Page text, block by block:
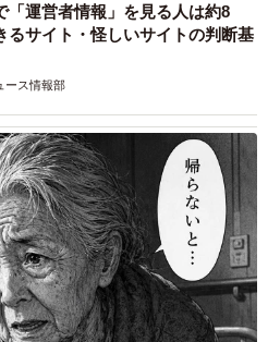
「運営者情報」を見る人は約8
サイト・怪しいサイトの判断基
ース情報部